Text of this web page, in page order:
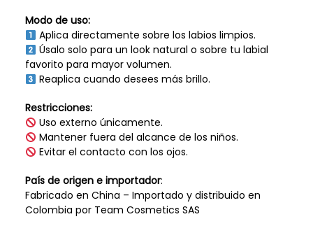
Modo de uso:
Aplica directamente sobre los labios limpios.
Úsalo solo para un look natural o sobre tu labial
favorito para mayor volumen.
Reaplica cuando desees más brillo.
Restricciones:
Uso externo únicamente.
Mantener fuera del alcance de los niños.
Evitar el contacto con los ojos.
País de origen e importador:
Fabricado en China – Importado y distribuido en
Colombia por Team Cosmetics SAS